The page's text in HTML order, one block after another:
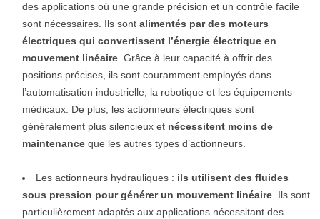
des applications où une grande précision et un contrôle facile
sont nécessaires. Ils sont alimentés par des moteurs
électriques qui convertissent l’énergie électrique en
mouvement linéaire. Grâce à leur capacité à offrir des
positions précises, ils sont couramment employés dans
l’automatisation industrielle, la robotique et les équipements
médicaux. De plus, les actionneurs électriques sont
généralement plus silencieux et nécessitent moins de
maintenance que les autres types d’actionneurs.
Les actionneurs hydrauliques : ils utilisent des fluides
sous pression pour générer un mouvement linéaire. Ils sont
particulièrement adaptés aux applications nécessitant des